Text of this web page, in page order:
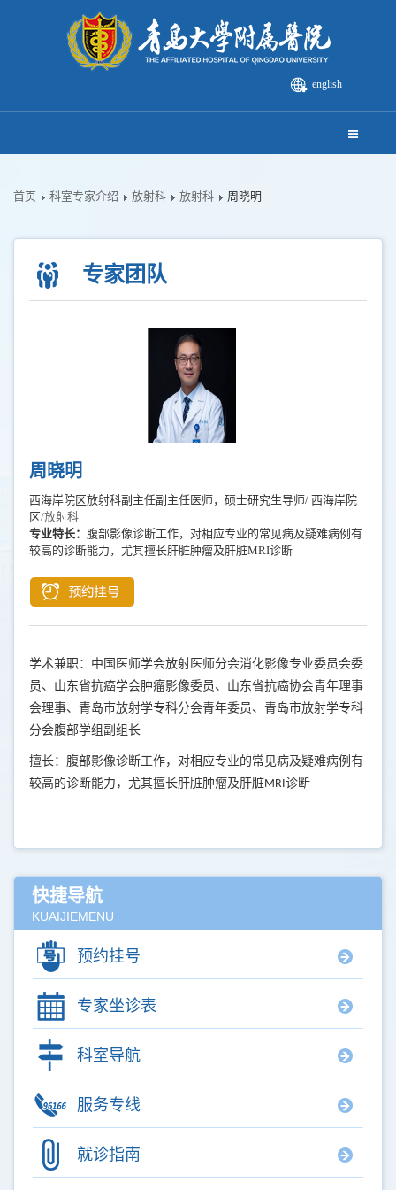
english
首页 科室专家介绍 放射科 放射科 周晓明
专家团队
周晓明
西海岸院区放射科副主任副主任医师，硕士研究生导师/ 西海岸院
区/放射科
专业特长： 腹部影像诊断工作，对相应专业的常见病及疑难病例有
较高的诊断能力，尤其擅长肝脏肿瘤及肝脏MRI诊断
学术兼职：中国医师学会放射医师分会消化影像专业委员会委
员、山东省抗癌学会肿瘤影像委员、山东省抗癌协会青年理事
会理事、青岛市放射学专科分会青年委员、青岛市放射学专科
分会腹部学组副组长
擅长：腹部影像诊断工作，对相应专业的常见病及疑难病例有
较高的诊断能力，尤其擅长肝脏肿瘤及肝脏MRI诊断
快捷导航
KUAIJIEMENU
预约挂号
专家坐诊表
科室导航
服务专线
就诊指南